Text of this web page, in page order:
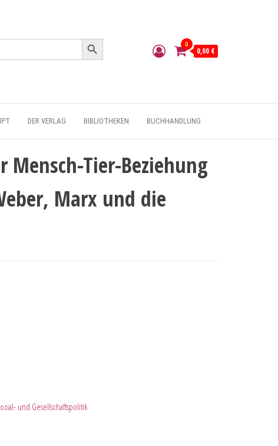
Search Button
0
0,00 €
DER VERLAG BIBLIOTHEKEN BUCHHANDLUNG
Mensch-Tier-Beziehung
Marx und die
und Gesellschaftspolitik